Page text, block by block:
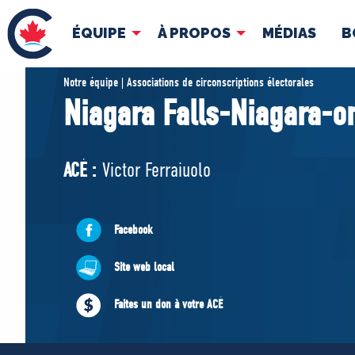
ÉQUIPE À PROPOS MÉDIAS
ÉQUIPE
Pierre Poilievre
Cabinet fantôme
ACÉ
À
Notre équipe | Associations de circonscriptions électorales
Niagara Falls-Niagara-
ACÉ : Victor Ferraiuolo
Facebook
Site web local
Faites un don à votre ACÉ